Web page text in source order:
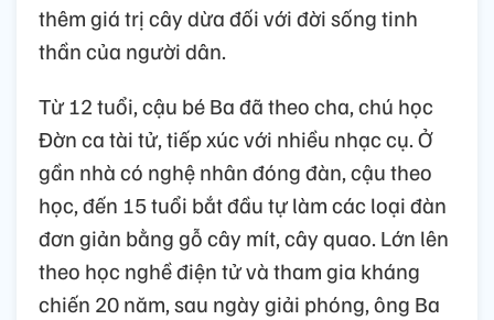
thêm giá trị cây dừa đối với đời sống tinh
thần của người dân.
Từ 12 tuổi, cậu bé Ba đã theo cha, chú học
Đờn ca tài tử, tiếp xúc với nhiều nhạc cụ. Ở
gần nhà có nghệ nhân đóng đàn, cậu theo
học, đến 15 tuổi bắt đầu tự làm các loại đàn
đơn giản bằng gỗ cây mít, cây quao. Lớn lên
theo học nghề điện tử và tham gia kháng
chiến 20 năm, sau ngày giải phóng, ông Ba